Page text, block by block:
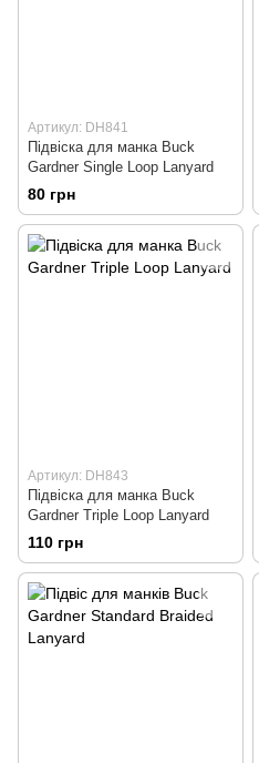
Артикул: DH841
Підвіска для манка Buck
Gardner Single Loop Lanyard
80 грн
Артикул: DH843
Підвіска для манка Buck
Gardner Triple Loop Lanyard
110 грн